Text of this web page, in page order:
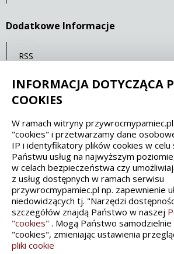
Dodatkowe Informacje
RSS
Statystyki oglądalności
Spełniamy standardy
WCAG 2.1 SECTION 508
IS 5568
INFORMACJA DOTYCZĄCA
COOKIES
W ramach witryny
"cookies" i przetwarzamy dane
IP i identyfikatory plików cookies w celu
Państwu usług na najwyższym
w celach bezpieczeństwa czy
z usług dostępnych w ramach serwisu
przywrocmypamiec.pl np. zapewnienie
niedowidzących tj. "Narzędzi
szczegółów znajdą Państwo w naszej
"cookies" . Mogą Państwo samodzielnie
"cookies", zmieniając ustawienia
pliki cookie